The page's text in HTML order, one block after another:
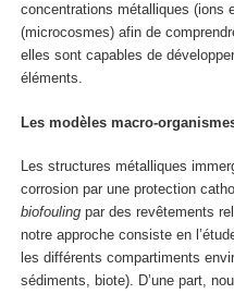
concentrations métalliques (ions
(microcosmes) afin de
elles sont capables de
éléments.
Les modèles macro-
Les structures métalliques
corrosion par une protection
biofouling par des revêtements
notre approche consiste en
les différents compartiments
sédiments, biote). D’une part,